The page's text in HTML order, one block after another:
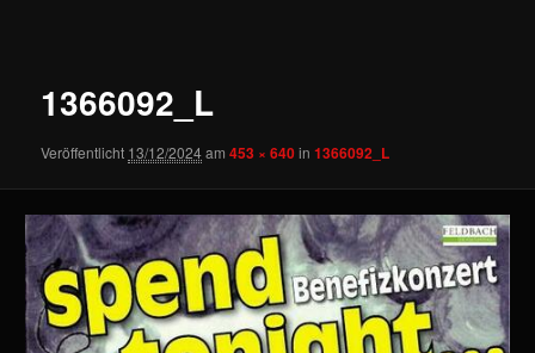
1366092_L
Veröffentlicht 13/12/2024am453 × 640in1366092_L